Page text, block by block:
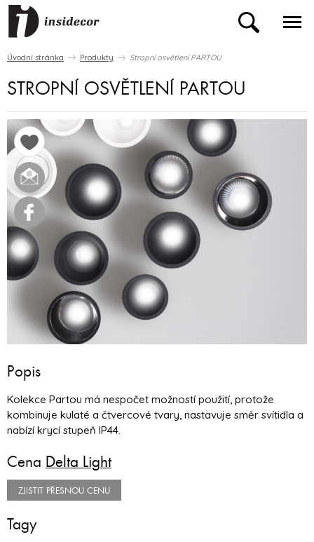
Úvodní stránka Produkty Stropní osvětlení PARTOU
STROPNÍ OSVĚTLENÍ PARTOU
Popis
Kolekce Partou má nespočet možností použití, protože
kombinuje kulaté a čtvercové tvary, nastavuje směr svítidla a
nabízí krycí stupeň IP44.
Cena Delta Light
ZJISTIT PŘESNOU CENU
Tagy